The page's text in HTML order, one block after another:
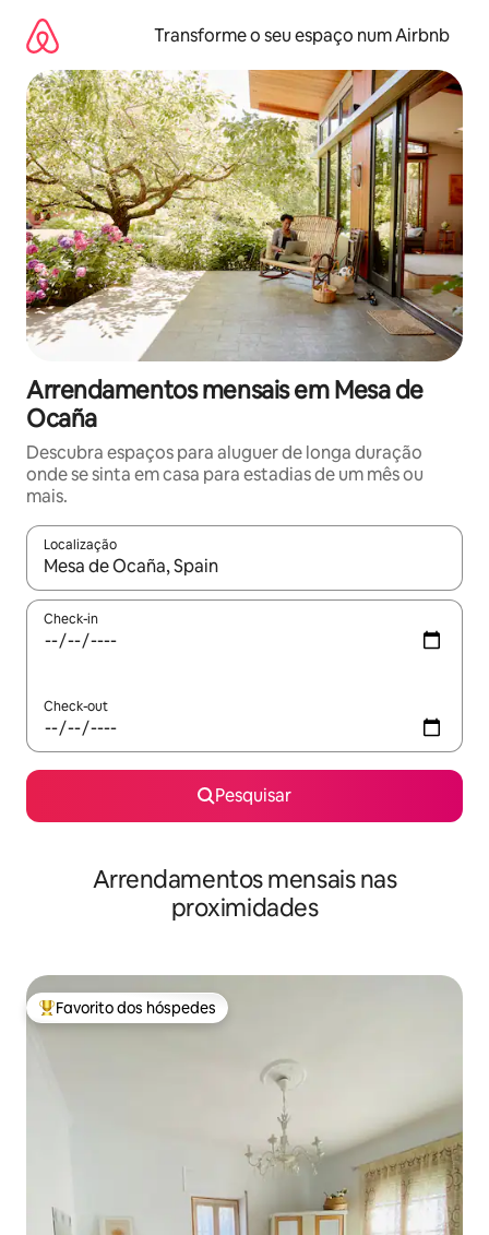
para
conteúdo
Transforme o seu espaço num Airbnb
Arrendamentos mensais em Mesa de
Ocaña
Descubra espaços para aluguer de longa duração
onde se sinta em casa para estadias de um mês ou
mais.
Localização
Quando os resultados estiverem disponíveis, navegue com
Check-in
Check-out
Pesquisar
Arrendamentos mensais nas
proximidades
Favoritos dos hóspedes mais apreciados
Favorito dos hóspedes